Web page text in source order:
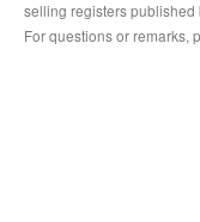
selling registers published
For questions or remarks,